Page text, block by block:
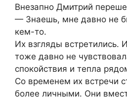
Внезапно Дмитрий
— Знаешь, мне давно не
кем-то.
Их взгляды встретились.
тоже давно не
спокойствия и тепла
Со временем их встречи
более личными. Они